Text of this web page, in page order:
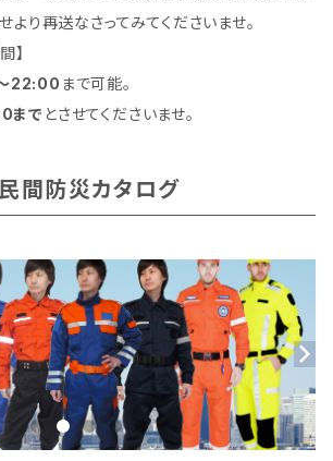
より再送なさってみてくださいませ。
】
～22:00 まで可能。
まで とさせてくださいませ。
間防災カタログ